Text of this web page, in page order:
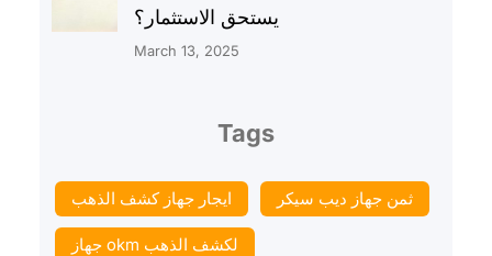
يستحق الاستثمار؟
March 13, 2025
Tags
ايجار جهاز كشف الذهب ثمن جهاز ديب سيكر
جهاز okm لكشف الذهب